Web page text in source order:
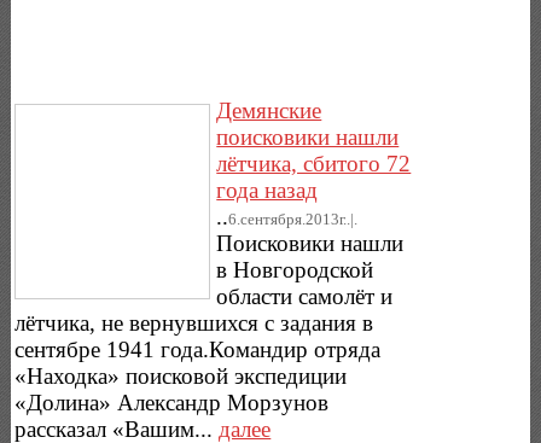
Демянские
поисковики нашли
лётчика, сбитого 72
года назад
..6.сентября.2013г..|.
Поисковики нашли
в Новгородской
области самолёт и
лётчика, не вернувшихся с задания в
сентябре 1941 года.Командир отряда
«Находка» поисковой экспедиции
«Долина» Александр Морзунов
рассказал «Вашим... далее